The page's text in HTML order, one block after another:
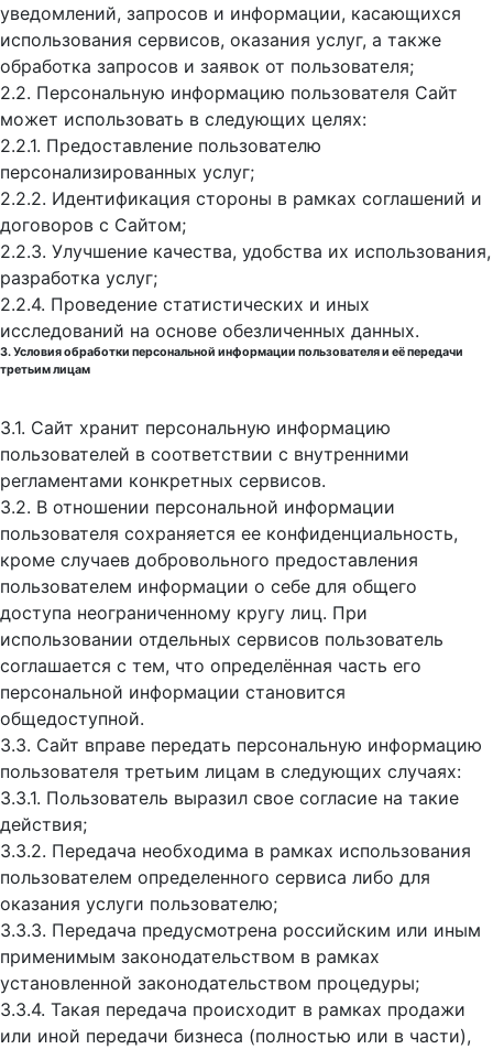
уведомлений, запросов и информации, касающихся
использования сервисов, оказания услуг, а также
обработка запросов и заявок от пользователя;
2.2. Персональную информацию пользователя Сайт
может использовать в следующих целях:
2.2.1. Предоставление пользователю
персонализированных услуг;
2.2.2. Идентификация стороны в рамках соглашений и
договоров с Сайтом;
2.2.3. Улучшение качества, удобства их использования,
разработка услуг;
2.2.4. Проведение статистических и иных
исследований на основе обезличенных данных.
3. Условия обработки персональной информации пользователя и её передачи
третьим лицам
3.1. Сайт хранит персональную информацию
пользователей в соответствии с внутренними
регламентами конкретных сервисов.
3.2. В отношении персональной информации
пользователя сохраняется ее конфиденциальность,
кроме случаев добровольного предоставления
пользователем информации о себе для общего
доступа неограниченному кругу лиц. При
использовании отдельных сервисов пользователь
соглашается с тем, что определённая часть его
персональной информации становится
общедоступной.
3.3. Сайт вправе передать персональную информацию
пользователя третьим лицам в следующих случаях:
3.3.1. Пользователь выразил свое согласие на такие
действия;
3.3.2. Передача необходима в рамках использования
пользователем определенного сервиса либо для
оказания услуги пользователю;
3.3.3. Передача предусмотрена российским или иным
применимым законодательством в рамках
установленной законодательством процедуры;
3.3.4. Такая передача происходит в рамках продажи
или иной передачи бизнеса (полностью или в части),